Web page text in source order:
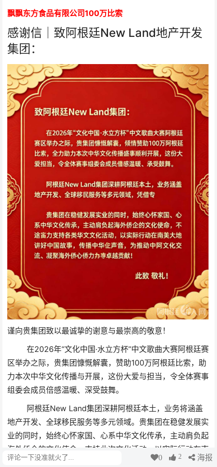
飘飘东方食品有限公司100万比索
感谢信｜致阿根廷New Land地产开发
集团：
谨向贵集团致以最诚挚的谢意与最崇高的敬意！
在2026年“文化中国·水立方杯”中文歌曲大赛阿根廷赛
区举办之际，贵集团慷慨解囊，赞助100万阿根廷比索，助
力本次中华文化传播与开展，这份大爱与担当，令全体赛事
组委会成员倍感温暖、深受鼓舞。
阿根廷New Land集团深耕阿根廷本土，业务将涵盖
地产开发、全球移民服务等多元领域。贵集团在稳健发展实
业的同时，始终心怀家国、心系中华文化传承，主动肩负起
海外侨企的文化使命，支持此次文化活动，以实际行动在南
美大地讲好中国故事、传播中华好声音，为推动中阿文化交
评论 0 2 海报